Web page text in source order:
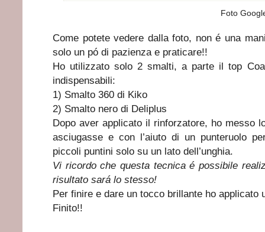
Foto
Come potete vedere dalla foto, non é una
solo un pó di pazienza e praticare!!
Ho utilizzato solo 2 smalti, a parte il top
indispensabili:
1) Smalto 360 di Kiko
2) Smalto nero di Deliplus
Dopo aver applicato il rinforzatore, ho messo
asciugasse e con l’aiuto di un punteruolo
piccoli puntini solo su un lato dell’unghia.
Vi ricordo che questa tecnica é possibile
risultato sará lo stesso!
Per finire e dare un tocco brillante ho applicato
Finito!!